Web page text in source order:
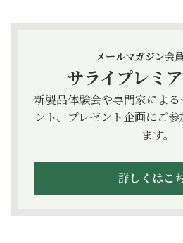
メールマガジン会
サライプレミ
新製品体験会や専門家によ
ント、プレゼント企画にご
ます。
詳しくはこ